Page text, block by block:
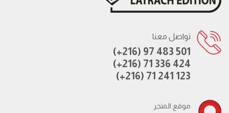
تواصل معنا
(+216) 97 483 501
(+216) 71 336 424
(+216) 71 241 123
موقع المتجر